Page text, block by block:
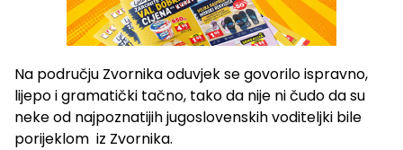
Na području Zvornika oduvjek se govorilo ispravno,
lijepo i gramatički tačno, tako da nije ni čudo da su
neke od najpoznatijih jugoslovenskih voditeljki bile
porijeklom iz Zvornika.